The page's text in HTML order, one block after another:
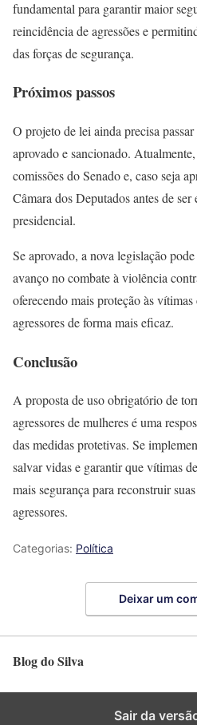
fundamental para garantir maior
reincidência de agressões e
das forças de segurança.
Próximos passos
O projeto de lei ainda precisa
aprovado e sancionado.
comissões do Senado e, caso seja
Câmara dos Deputados antes de
presidencial.
Se aprovado, a nova legislação
avanço no combate à violência
oferecendo mais proteção às
agressores de forma mais eficaz.
Conclusão
A proposta de uso obrigatório de
agressores de mulheres é uma
das medidas protetivas. Se
salvar vidas e garantir que vítimas
mais segurança para reconstruir
agressores.
Categorias: Política
Deixar um
Blog do Silva
Sair da